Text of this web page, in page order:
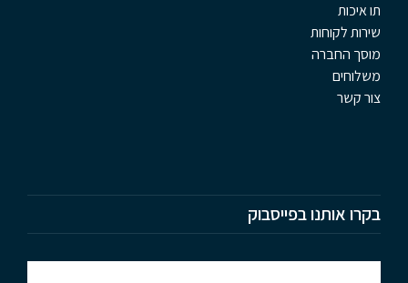
תו איכות
שירות לקוחות
מוסך החברה
משלוחים
צור קשר
בקרו אותנו בפייסבוק